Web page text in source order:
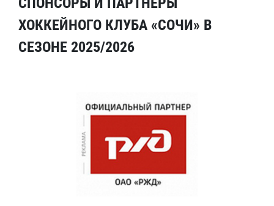
ХОККЕЙНОГО КЛУБА «СОЧИ» В
СЕЗОНЕ 2025/2026